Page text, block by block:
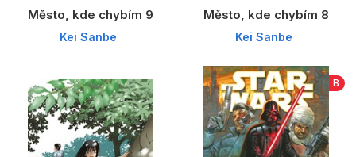
Město, kde chybím 9
Kei Sanbe
Město, kde chybím 8
Kei Sanbe
B